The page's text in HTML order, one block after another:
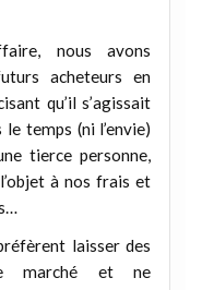
nous avons
acheteurs en
qu’il s’agissait
temps (ni l’envie)
tierce personne,
à nos frais et
laisser des
marché et ne